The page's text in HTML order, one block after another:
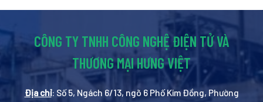
CÔNG TY TNHH CÔNG NGHỆ ĐIỆN TỬ VÀ
THƯƠNG MẠI HƯNG VIỆT
Địa chỉ: Số 5, Ngách 6/13, ngõ 6 Phố Kim Đồng, Phường